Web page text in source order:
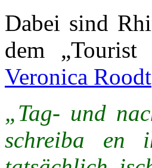
Dabei sind
dem
Veronica Roodt
„Tag- und
schreiba en